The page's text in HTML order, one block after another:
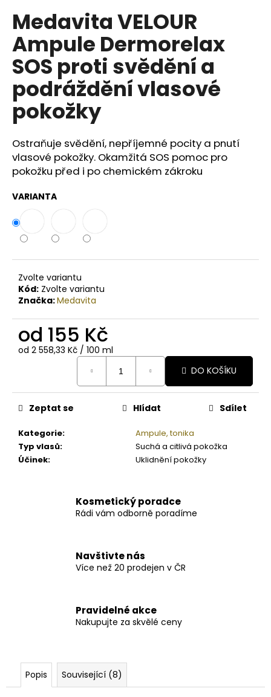
Medavita VELOUR
Ampule Dermorelax
SOS proti svědění a
podráždění vlasové
pokožky
Ostraňuje svědění, nepříjemné pocity a pnutí
vlasové pokožky. Okamžitá SOS pomoc pro
pokožku před i po chemickém zákroku
VARIANTA
Zvolte variantu
Kód: Zvolte variantu
Značka:Medavita
od 155 Kč
Měrná
od 2 558,33 Kč / 100 ml
DO KOŠÍKU
Kategorie:
Ampule, tonika
Typ vlasů:
Suchá a citlivá pokožka
Účinek: Uklidnění pokožky
Zeptat se Hlídat Sdílet
Kosmetický poradce
Rádi vám odborně poradíme
Navštivte nás
Více než 20 prodejen v ČR
Pravidelné akce
Nakupujte za skvělé ceny
Popis Související (8)
u
j
e
m
e
COTRIL
COLORLIFE
ŠAMPON
BARVENÉ
VLASY
S
EXTRA
409
Kč